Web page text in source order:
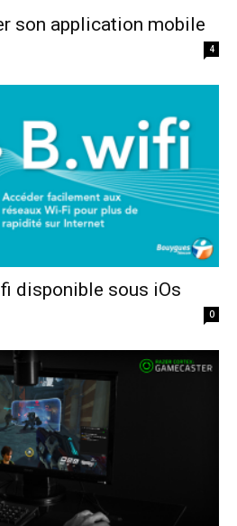
son application mobile
4
disponible sous iOs
0